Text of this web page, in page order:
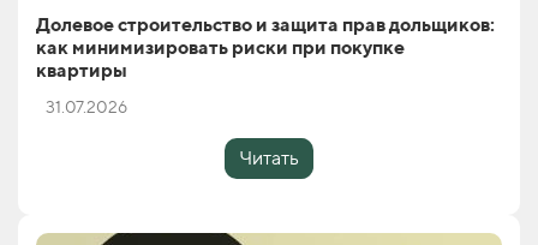
Долевое строительство и защита прав дольщиков:
как минимизировать риски при покупке
квартиры
31.07.2026
Читать